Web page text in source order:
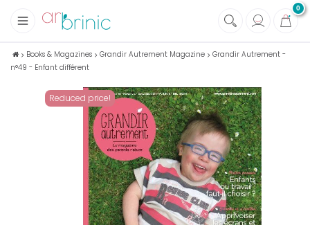
0
+
Fabrics
Notions
Eco family care
Books & Magazines
Books & Magazines Grandir Autrement Magazine
Grandir Autrement -
n°49 - Enfant différent
Reduced price!